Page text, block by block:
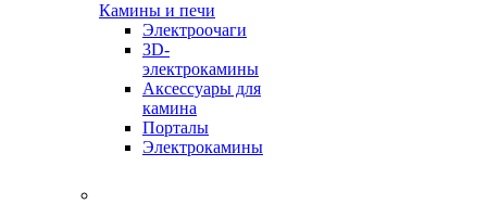
Камины и печи
Электроочаги
3D-
электрокамины
Аксессуары для
камина
Порталы
Электрокамины